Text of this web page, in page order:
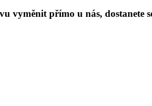
vyměnit přímo u nás, dostanete